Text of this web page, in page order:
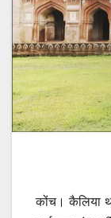
कोंच। कैलिया